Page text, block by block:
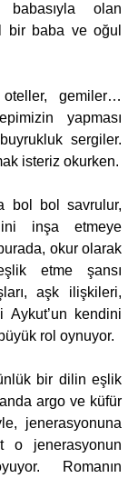
babasıyla olan
bir baba ve oğul
gemiler…
yapması
sergiler.
bol bol savrulur,
inşa etmeye
okur olarak
etme şansı
aşk ilişkileri,
Aykut’un kendini
rol oynuyor.
bir dilin eşlik
argo ve küfür
jenerasyonuna
o jenerasyonun
Romanın